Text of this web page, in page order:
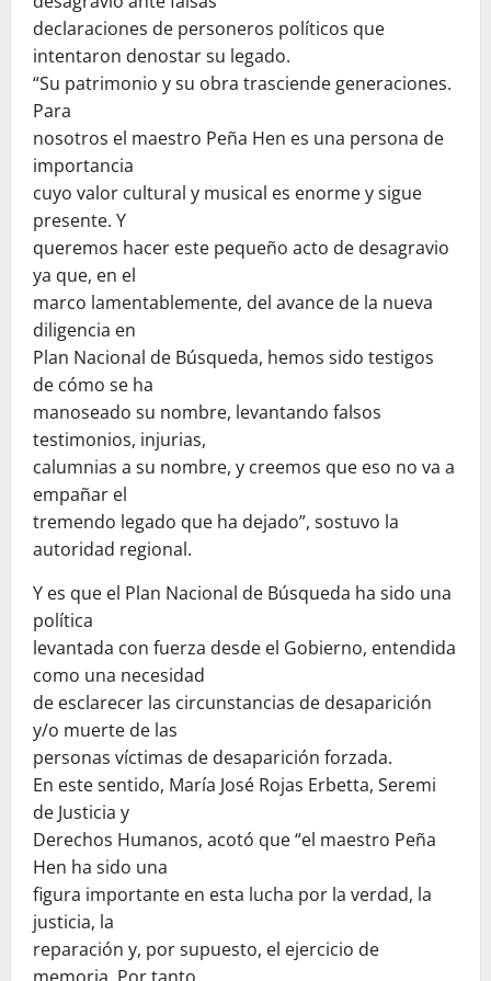
declaraciones de personeros políticos que
intentaron denostar su legado.
“Su patrimonio y su obra trasciende generaciones.
Para
nosotros el maestro Peña Hen es una persona de
importancia
cuyo valor cultural y musical es enorme y sigue
presente. Y
queremos hacer este pequeño acto de desagravio
ya que, en el
marco lamentablemente, del avance de la nueva
diligencia en
Plan Nacional de Búsqueda, hemos sido testigos
de cómo se ha
manoseado su nombre, levantando falsos
testimonios, injurias,
calumnias a su nombre, y creemos que eso no va a
empañar el
tremendo legado que ha dejado”, sostuvo la
autoridad regional.
Y es que el Plan Nacional de Búsqueda ha sido una
política
levantada con fuerza desde el Gobierno, entendida
como una necesidad
de esclarecer las circunstancias de desaparición
y/o muerte de las
personas víctimas de desaparición forzada.
En este sentido, María José Rojas Erbetta, Seremi
de Justicia y
Derechos Humanos, acotó que “el maestro Peña
Hen ha sido una
figura importante en esta lucha por la verdad, la
justicia, la
reparación y, por supuesto, el ejercicio de